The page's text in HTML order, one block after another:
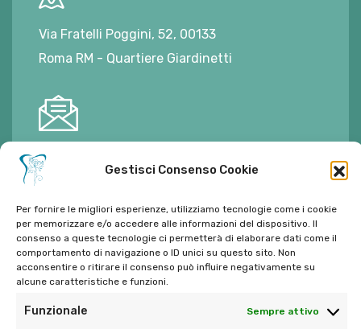
Gestisci Consenso Cookie
Per fornire le migliori esperienze, utilizziamo tecnologie come i cookie
per memorizzare e/o accedere alle informazioni del dispositivo. Il
consenso a queste tecnologie ci permetterà di elaborare dati come il
comportamento di navigazione o ID unici su questo sito. Non
acconsentire o ritirare il consenso può influire negativamente su
alcune caratteristiche e funzioni.
Funzionale Sempre attivo
Via Fratelli Poggini, 52, 00133
Roma RM - Quartiere Giardinetti
E-mail:
Tel:06 272342
Tel:393 9810086